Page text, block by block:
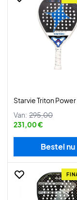
Starvie Triton Power
Van: 295,00
231,00 €
Bestel nu